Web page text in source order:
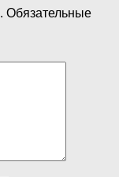
Обязательные